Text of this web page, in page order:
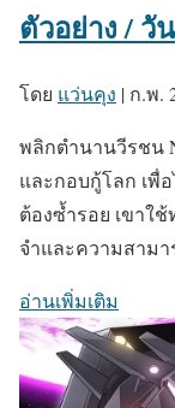
ตัวอย่าง / วั
โดย แว่นคุง | ก.พ.
พลิกตำนานวีรชน
และกอบกู้โลก เพื่
ต้องซ้ำรอย เขาใ
จำและความสาม
อ่านเพิ่มเติม